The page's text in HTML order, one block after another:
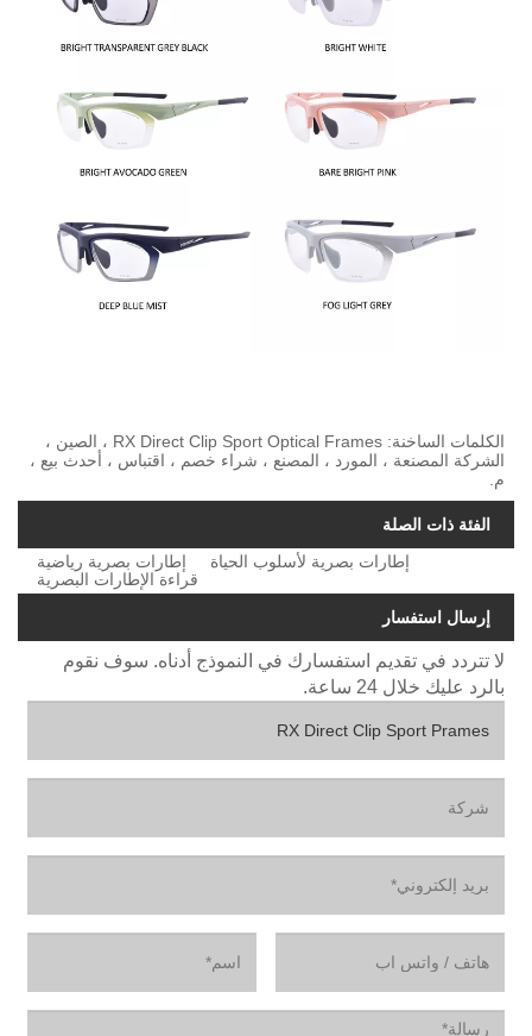
الكلمات الساخنة: RX Direct Clip Sport Optical Frames ، الصين ،
الشركة المصنعة ، المورد ، المصنع ، شراء خصم ، اقتباس ، أحدث بيع ،
م.
الفئة ذات الصلة
إطارات بصرية رياضية
إطارات بصرية لأسلوب الحياة
قراءة الإطارات البصرية
إرسال استفسار
لا تتردد في تقديم استفسارك في النموذج أدناه. سوف نقوم
بالرد عليك خلال 24 ساعة.